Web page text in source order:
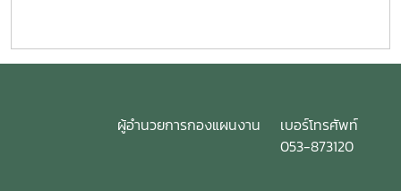
ผู้อำนวยการกองแผนงาน
เบอร์โทรศัพท์
053-873120